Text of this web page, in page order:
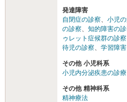
発達障害
自閉症の診察、 小児
の診察、 知的障害の
ゥレット症候群の診察
待児の診察、 学習障
その他 小児科系
小児内分泌疾患の診療
その他 精神科系
精神療法